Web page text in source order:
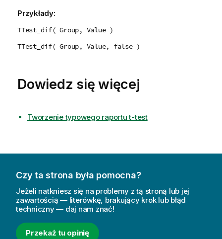
Przykłady:
TTest_dif( Group, Value )
TTest_dif( Group, Value, false )
Dowiedz się więcej
Tworzenie typowego raportu t-test
Czy ta strona była pomocna?
Jeżeli natkniesz się na problemy z tą stroną lub jej
zawartością — literówkę, brakujący krok lub błąd
techniczny — daj nam znać!
Przekaż tu opinię